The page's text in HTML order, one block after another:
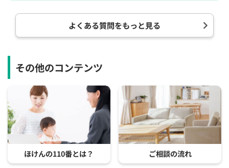
よくある質問をもっと見る
その他のコンテンツ
ほけんの110番とは？ ご相談の流れ